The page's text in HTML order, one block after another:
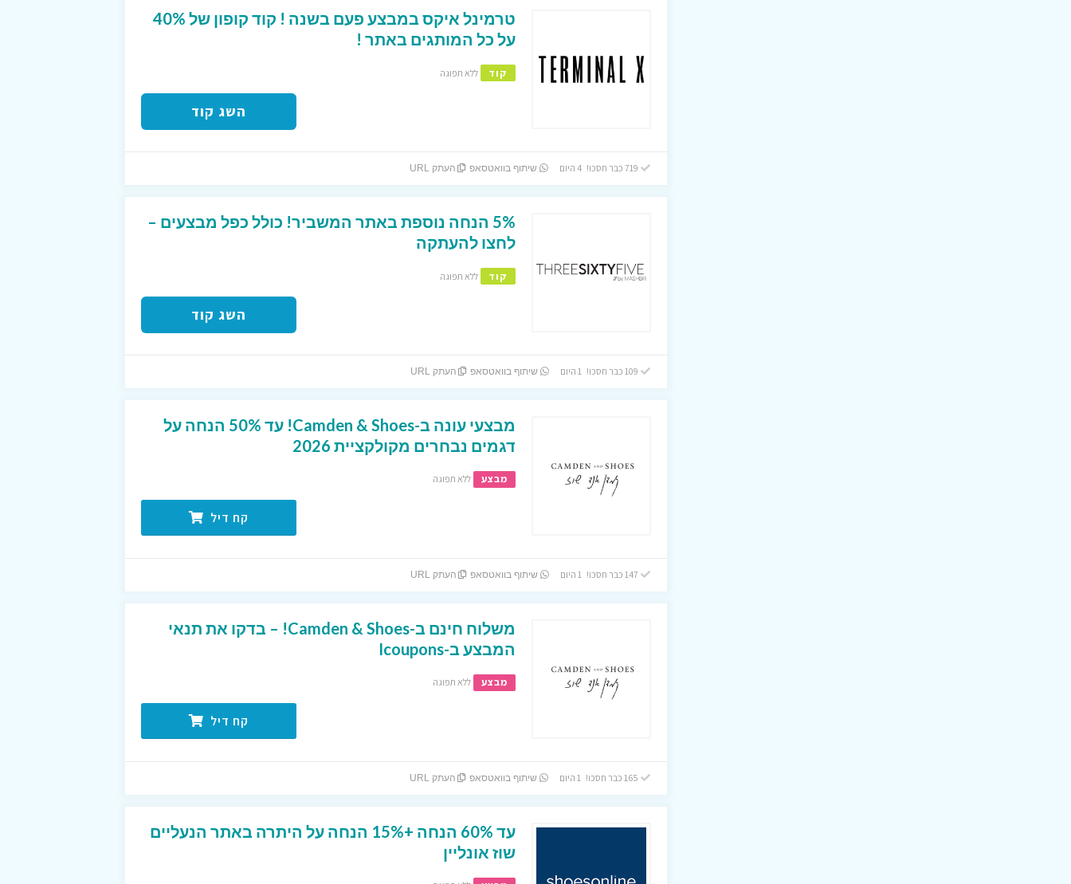
טרמינל איקס במבצע פעם בשנה ! קוד קופון של 40%
על כל המותגים באתר !
קוד ללא תפוגה
השג קוד
שיתוף בוואטסאפ העתק URL
5% הנחה נוספת באתר המשביר! כולל כפל מבצעים –
לחצו להעתקה
קוד ללא תפוגה
השג קוד
שיתוף בוואטסאפ העתק URL
מבצעי עונה ב-Camden & Shoes! עד 50% הנחה על
דגמים נבחרים מקולקציית 2026
מבצע ללא תפוגה
קח דיל
שיתוף בוואטסאפ העתק URL
משלוח חינם ב-Camden & Shoes! – בדקו את תנאי
המבצע ב-Icoupons
מבצע ללא תפוגה
קח דיל
שיתוף בוואטסאפ העתק URL
עד 60% הנחה +15% הנחה על היתרה באתר הנעליים
שוז אונליין